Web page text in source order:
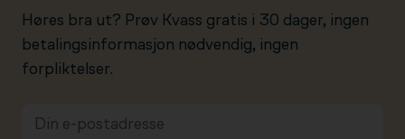
Høres bra ut? Prøv Kvass gratis i 30 dager, ingen
betalingsinformasjon nødvendig, ingen
forpliktelser.